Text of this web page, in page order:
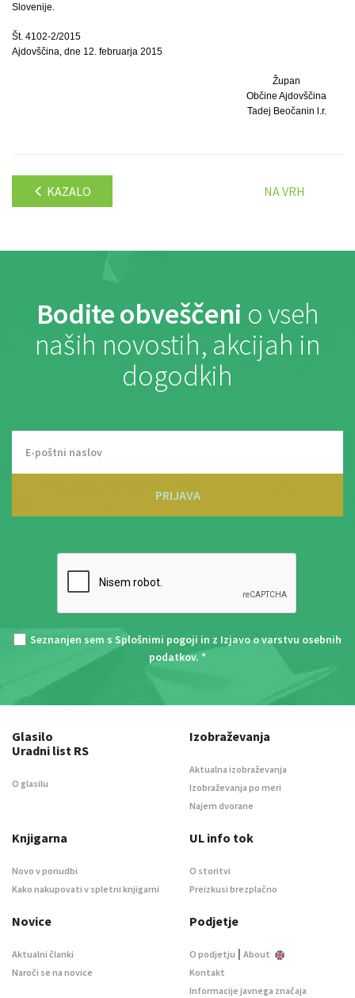
Slovenije.
Št. 4102-2/2015
Ajdovščina, dne 12. februarja 2015
Župan
Občine Ajdovščina
Tadej Beočanin l.r.
KAZALO NA VRH
Bodite obveščeni o vseh
naših novostih, akcijah in
dogodkih
PRIJAVA
Seznanjen sem s Splošnimi pogoji in z Izjavo o varstvu osebnih
podatkov. *
Glasilo
Uradni list RS
O glasilu
Izobraževanja
Aktualna izobraževanja
Izobraževanja po meri
Najem dvorane
Knjigarna
Novo v ponudbi
Kako nakupovati v spletni knjigarni
UL info tok
O storitvi
Preizkusi brezplačno
Novice
Aktualni članki
Naroči se na novice
Podjetje
O podjetju | About
Kontakt
Informacije javnega značaja